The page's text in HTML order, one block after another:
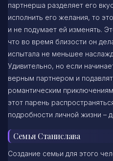
партнерша разделяет его
исполнить его желания, то
и не подумает ей изменять.
что во время близости он
испытала не меньшее
Удивительно, но если
верным партнером и
романтическим
этот парень
подробности личной жизни –
Семья Станислава
Создание семьи для этого